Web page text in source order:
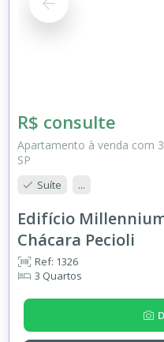
R$ consulte
Apartamento à venda com
SP
Suíte ...
Edifício
Chácara Pecioli
Ref: 1326
3 Quartos